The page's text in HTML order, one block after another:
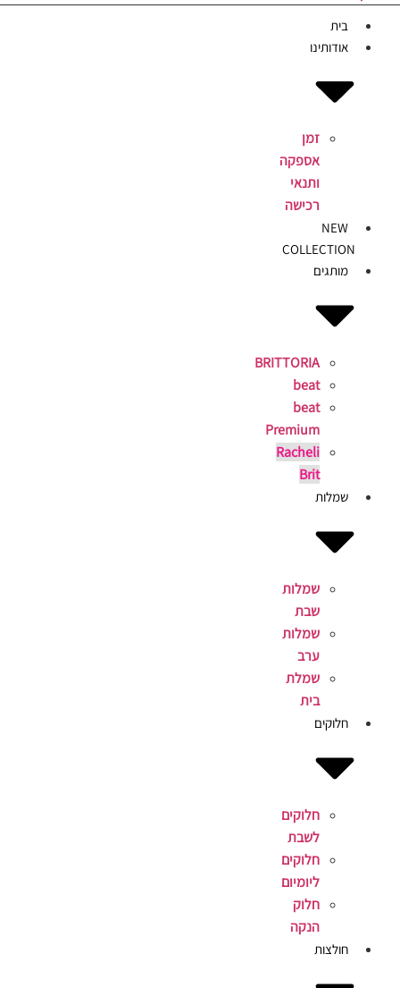
בית
אודותינו
זמן
אספקה
ותנאי
רכישה
NEW
COLLECTION
מותגים
BRITTORIA
beat
beat
Premium
Racheli
Brit
שמלות
שמלות
שבת
שמלות
ערב
שמלת
בית
חלוקים
חלוקים
לשבת
חלוקים
ליומיום
חלוק
הנקה
חולצות